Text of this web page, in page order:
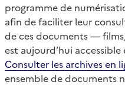
programme de
afin de faciliter leur
de ces documents —
est aujourd’hui
Consulter les archives en
ensemble de documents